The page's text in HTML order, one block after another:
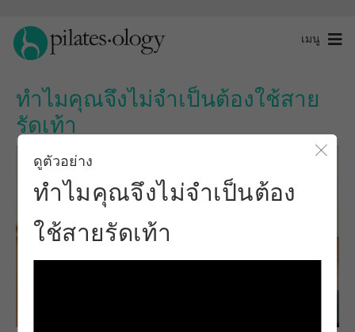
เมนู
ทำไมคุณจึงไม่จำเป็นต้องใช้สาย
รัดเท้า
ดูตัวอย่าง
ทำไมคุณจึงไม่จำเป็นต้อง
ใช้สายรัดเท้า